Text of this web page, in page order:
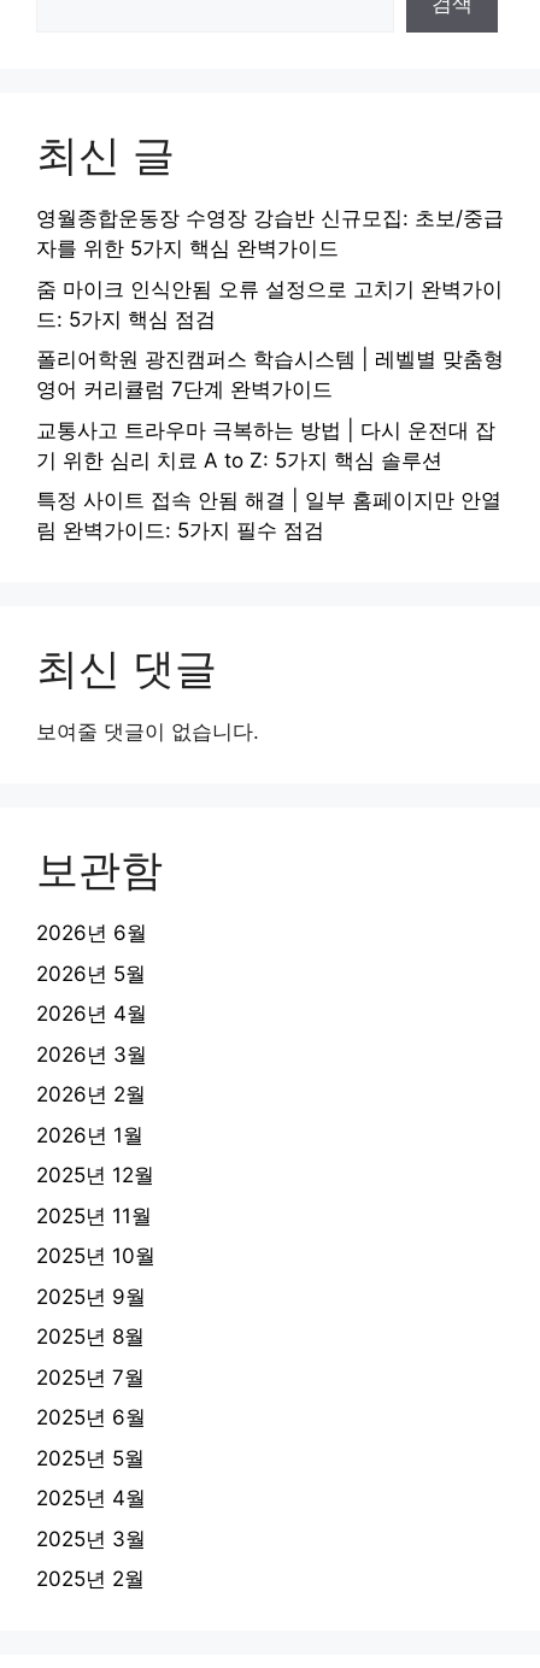
최신 글
영월종합운동장 수영장 강습반 신규모집: 초보/중급
자를 위한 5가지 핵심 완벽가이드
줌 마이크 인식안됨 오류 설정으로 고치기 완벽가이
드: 5가지 핵심 점검
폴리어학원 광진캠퍼스 학습시스템 | 레벨별 맞춤형
영어 커리큘럼 7단계 완벽가이드
교통사고 트라우마 극복하는 방법 | 다시 운전대 잡
기 위한 심리 치료 A to Z: 5가지 핵심 솔루션
특정 사이트 접속 안됨 해결 | 일부 홈페이지만 안열
림 완벽가이드: 5가지 필수 점검
최신 댓글
보여줄 댓글이 없습니다.
보관함
2026년 6월
2026년 5월
2026년 4월
2026년 3월
2026년 2월
2026년 1월
2025년 12월
2025년 11월
2025년 10월
2025년 9월
2025년 8월
2025년 7월
2025년 6월
2025년 5월
2025년 4월
2025년 3월
2025년 2월